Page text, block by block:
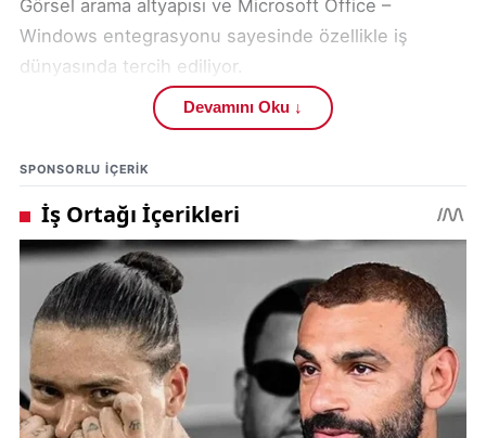
Görsel arama altyapısı ve Microsoft Office –
Windows entegrasyonu sayesinde özellikle iş
dünyasında tercih ediliyor.
Popülaritesi azalmış olsa da Yahoo, hâlâ sadık bir
entegrasyonu , bazı kullanıcılar için hâlâ cazip bir
tercih.
Çin merkezli Baidu, yalnızca arama motoru değil;
yapay zekâ, haritalar, çeviri ve bulut teknolojileri ile
geniş bir teknoloji ekosistemine sahip.
Gizlilik odaklı arama motoru DuckDuckGo, kullanıcı
verilerini saklamaması ve kişiselleştirilmiş reklam
göstermemesi ile öne çıkıyor. “İzlenmeden” arama
Devamını Oku ↓
SPONSORLU IÇERIK